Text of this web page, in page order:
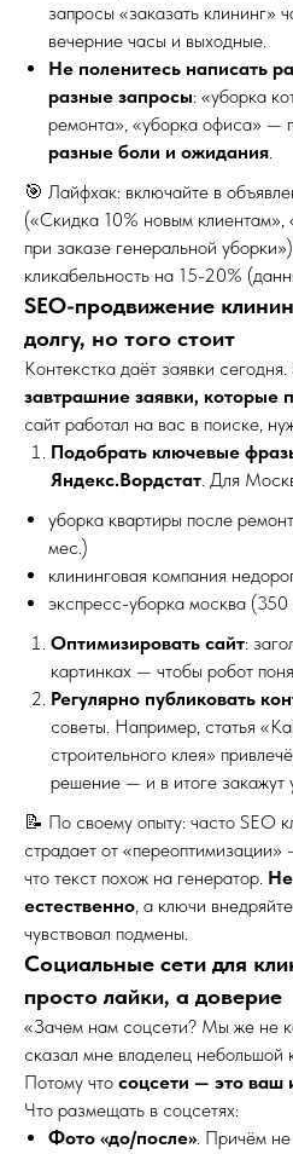
запросы «заказать клининг»
вечерние часы и выходные.
Не поленитесь написать
разные запросы: «уборка
ремонта», «уборка офиса» —
разные боли и ожидания.
🎯 Лайфхак: включайте в
(«Скидка 10% новым клиентам»,
при заказе генеральной
кликабельность на 15-20%
SEO-продвижение
долгу, но того стоит
Контекстка даёт заявки сегодня.
завтрашние заявки, которые
сайт работал на вас в поиске,
Подобрать ключевые
Яндекс.Вордстат. Для
уборка квартиры после
мес.)
клининговая компания
экспресс-уборка москва
Оптимизировать сайт:
картинках — чтобы робот
Регулярно публиковать
советы. Например, статья
строительного клея»
решение — и в итоге закажут
📝 По своему опыту: часто SEO
страдает от
что текст похож на генератор.
естественно, а ключи
чувствовал подмены.
Социальные сети для
просто лайки, а доверие
«Зачем нам соцсети? Мы же не
сказал мне владелец
Потому что соцсети — это ваш
Что размещать в соцсетях:
Фото «до/после». Причём не